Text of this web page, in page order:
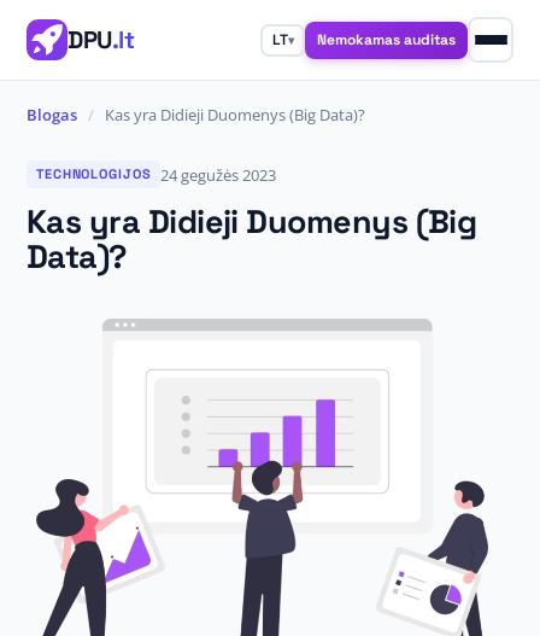
DPU.lt LT▾ Nemokamas auditas
Blogas / Kas yra Didieji Duomenys (Big Data)?
TECHNOLOGIJOS 24 gegužės 2023
Kas yra Didieji Duomenys (Big
Data)?